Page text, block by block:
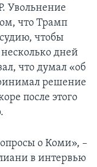
Увольнение
что Трамп
чтобы
дней
что думал «об
решение
после этого
о Коми», –
в интервью